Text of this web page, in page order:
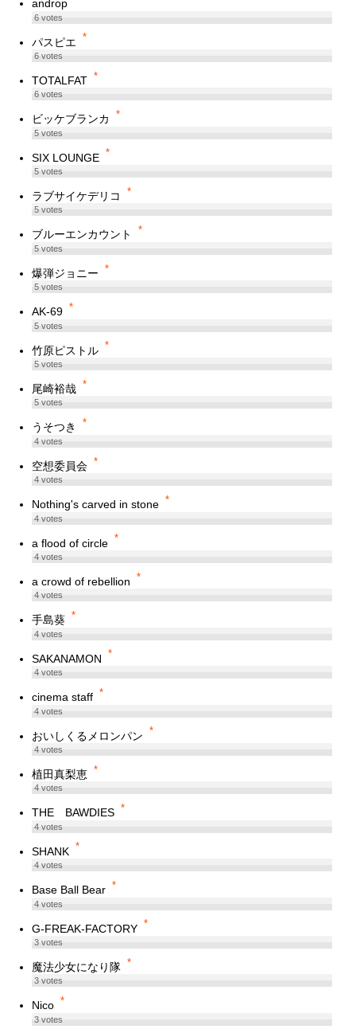
androp
6votes
パスピエ *
6votes
TOTALFAT *
6votes
ビッケブランカ *
5votes
SIX LOUNGE *
5votes
ラブサイケデリコ *
5votes
ブルーエンカウント *
5votes
爆弾ジョニー *
5votes
AK-69 *
5votes
竹原ピストル *
5votes
尾崎裕哉 *
5votes
うそつき *
4votes
空想委員会 *
4votes
Nothing's carved in stone *
4votes
a flood of circle *
4votes
a crowd of rebellion *
4votes
手島葵 *
4votes
SAKANAMON *
4votes
cinema staff *
4votes
おいしくるメロンパン *
4votes
植田真梨恵 *
4votes
THE BAWDIES *
4votes
SHANK *
4votes
Base Ball Bear *
4votes
G-FREAK-FACTORY *
3votes
魔法少女になり隊 *
3votes
Nico *
3votes